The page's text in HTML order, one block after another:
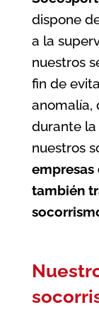
dispone
a la
nuestros
fin de
anomalía,
durante
nuestros
empresas
también